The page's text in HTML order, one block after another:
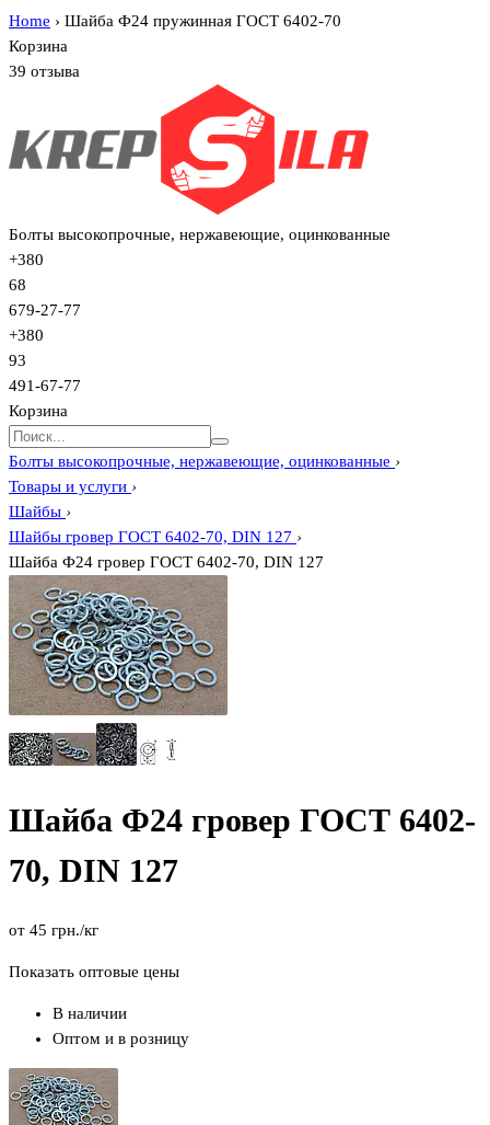
Home › Шайба Ф24 пружинная ГОСТ 6402-70
Корзина
39 отзыва
Болты высокопрочные, нержавеющие, оцинкованные
+380
68
679-27-77
+380
93
491-67-77
Корзина
Болты высокопрочные, нержавеющие, оцинкованные ›
Товары и услуги ›
Шайбы ›
Шайбы гровер ГОСТ 6402-70, DIN 127 ›
Шайба Ф24 гровер ГОСТ 6402-70, DIN 127
Шайба Ф24 гровер ГОСТ 6402-
70, DIN 127
от 45 грн./кг
Показать оптовые цены
В наличии
Оптом и в розницу